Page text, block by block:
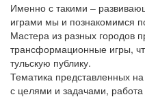
Именно с такими –
играми мы и познакомимся
Мастера из разных городов
трансформационные игры,
тульскую публику.
Тематика представленных
с целями и задачами,